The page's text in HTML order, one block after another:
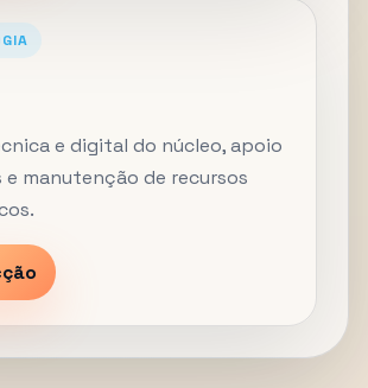
e digital do núcleo, apoio
e manutenção de recursos